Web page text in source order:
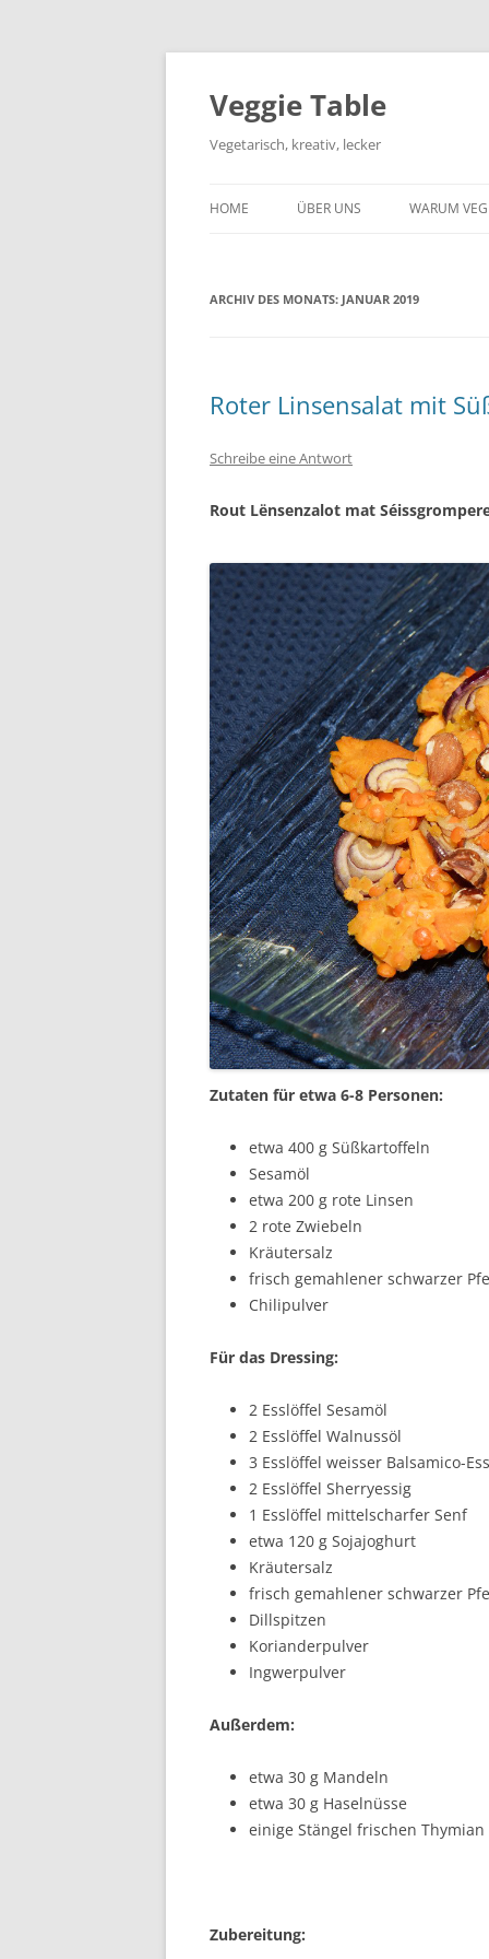
Zum
Veggie Table
Vegetarisch, kreativ, lecker
HOME ÜBER UNS WARUM
ARCHIV DES MONATS: JANUAR 2019
Roter Linsensalat mit
Schreibe eine Antwort
Rout Lënsenzalot mat
Zutaten für etwa 6-8 Personen:
etwa 400 g Süßkartoffeln
Sesamöl
etwa 200 g rote Linsen
2 rote Zwiebeln
Kräutersalz
frisch gemahlener schwarzer
Chilipulver
Für das Dressing:
2 Esslöffel Sesamöl
2 Esslöffel Walnussöl
3 Esslöffel weisser Balsamico-
2 Esslöffel Sherryessig
1 Esslöffel mittelscharfer Senf
etwa 120 g Sojajoghurt
Kräutersalz
frisch gemahlener schwarzer
Dillspitzen
Korianderpulver
Ingwerpulver
Außerdem:
etwa 30 g Mandeln
etwa 30 g Haselnüsse
einige Stängel frischen Thymian
Zubereitung: